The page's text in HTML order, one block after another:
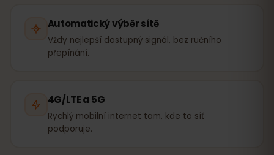
Automatický výběr sítě
Vždy nejlepší dostupný signál, bez ručního
přepínání.
4G/LTE a 5G
Rychlý mobilní internet tam, kde to síť
podporuje.